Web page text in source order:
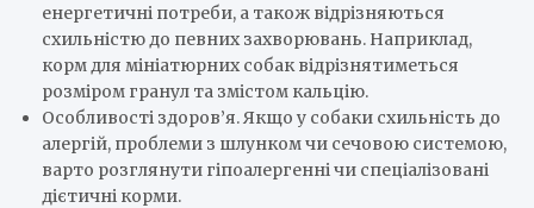
енергетичні потреби, а також відрізняються
схильністю до певних захворювань. Наприклад,
корм для мініатюрних собак відрізнятиметься
розміром гранул та змістом кальцію.
Особливості здоров’я. Якщо у собаки схильність до
алергій, проблеми з шлунком чи сечовою системою,
варто розглянути гіпоалергенні чи спеціалізовані
дієтичні корми.